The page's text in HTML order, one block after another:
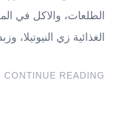
الطلعات، والاكل في
الغذائية زي النيوتيلا،
CONTINUE READING